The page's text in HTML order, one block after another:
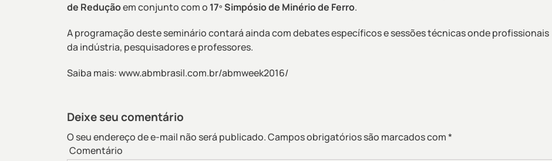
de Reduçãoem conjunto com o 17º Simpósio de Minério de Ferro.
A programação deste seminário contará ainda com debates específicos e sessões técnicas onde profissionais
da indústria, pesquisadores e professores.
Saiba mais:www.abmbrasil.com.br/abmweek2016/
Deixe seu comentário
O seu endereço de e-mail não será publicado.Campos obrigatórios são marcados com*
Comentário